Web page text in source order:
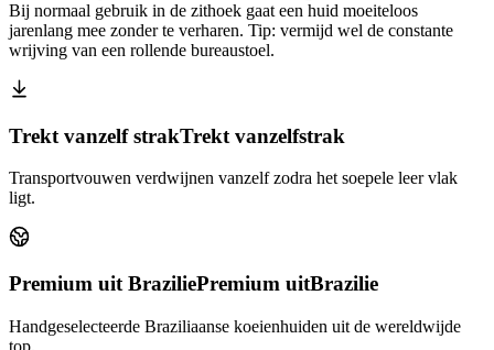
Bij normaal gebruik in de zithoek gaat een huid moeiteloos
jarenlang mee zonder te verharen. Tip: vermijd wel de constante
wrijving van een rollende bureaustoel.
Trekt vanzelf strakTrekt vanzelfstrak
Transportvouwen verdwijnen vanzelf zodra het soepele leer vlak
ligt.
Premium uit BraziliePremium uitBrazilie
Handgeselecteerde Braziliaanse koeienhuiden uit de wereldwijde
top.